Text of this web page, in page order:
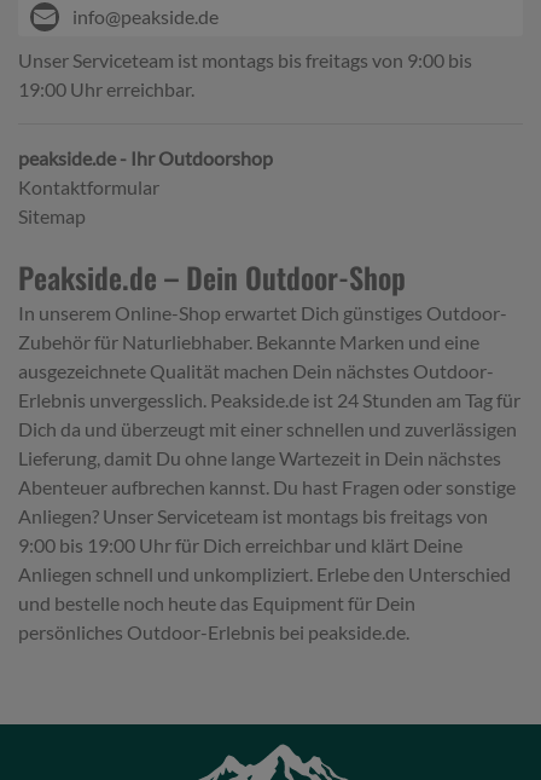
info@peakside.de
Unser Serviceteam ist montags bis freitags von 9:00 bis
19:00 Uhr erreichbar.
peakside.de - Ihr Outdoorshop
Kontaktformular
Sitemap
Peakside.de – Dein Outdoor-Shop
In unserem Online-Shop erwartet Dich günstiges Outdoor-
Zubehör für Naturliebhaber. Bekannte Marken und eine
ausgezeichnete Qualität machen Dein nächstes Outdoor-
Erlebnis unvergesslich. Peakside.de ist 24 Stunden am Tag für
Dich da und überzeugt mit einer schnellen und zuverlässigen
Lieferung, damit Du ohne lange Wartezeit in Dein nächstes
Abenteuer aufbrechen kannst. Du hast Fragen oder sonstige
Anliegen? Unser Serviceteam ist montags bis freitags von
9:00 bis 19:00 Uhr für Dich erreichbar und klärt Deine
Anliegen schnell und unkompliziert. Erlebe den Unterschied
und bestelle noch heute das Equipment für Dein
persönliches Outdoor-Erlebnis bei peakside.de.